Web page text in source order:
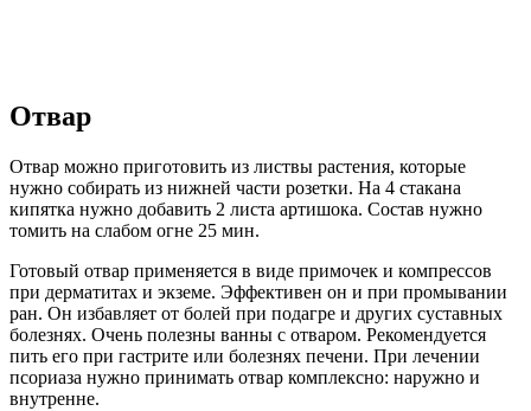
Отвар
Отвар можно приготовить из листвы растения, которые
нужно собирать из нижней части розетки. На 4 стакана
кипятка нужно добавить 2 листа артишока. Состав нужно
томить на слабом огне 25 мин.
Готовый отвар применяется в виде примочек и компрессов
при дерматитах и экземе. Эффективен он и при промывании
ран. Он избавляет от болей при подагре и других суставных
болезнях. Очень полезны ванны с отваром. Рекомендуется
пить его при гастрите или болезнях печени. При лечении
псориаза нужно принимать отвар комплексно: наружно и
внутренне.